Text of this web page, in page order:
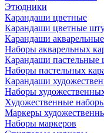
Этюдники
Карандаши цветные
Карандаши цветные
Карандаши
Наборы акварельных
Карандаши пастельные
Наборы пастельных
Карандаши
Наборы
Художественные
Маркеры
Наборы маркеров